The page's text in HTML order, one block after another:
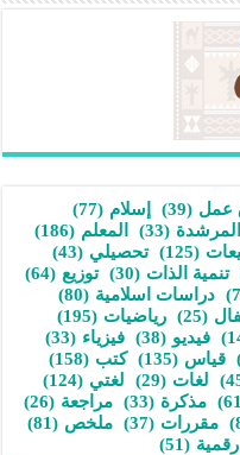
عمل (39) إسلام (77)
المرشدة (33) المعلم (186)
(125) تحصيلي (43)
تنمية الذات (30) توزيع (64)
دراسات اسلامية (80)
(25) رياضيات (195)
فيديو (38) فيزياء (33)
قياس (135) كتب (158)
لغات (29) لغتي (124)
مذكرة (33) مراجعة (26)
مقررات (37) ملخص (81)
(51)